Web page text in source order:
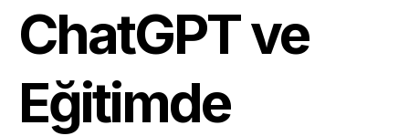
ChatGPT ve
Eğitimde